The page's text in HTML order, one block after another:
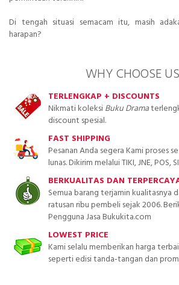
Di tengah situasi semacam itu, masih
harapan?
WHY CHOOSE
TERLENGKAP + DISCOUNTS
Nikmati koleksiBuku Drama
discount spesial.
FAST SHIPPING
Pesanan Anda segera Kami proses
lunas. Dikirim melalui TIKI, JNE, POS,
BERKUALITAS DAN
Semua barang terjamin kualitasnya
ratusan ribu pembeli sejak 2006.
Pengguna Jasa Bukukita.com
LOWEST PRICE
Kami selalu memberikan harga
seperti edisi tanda-tangan dan